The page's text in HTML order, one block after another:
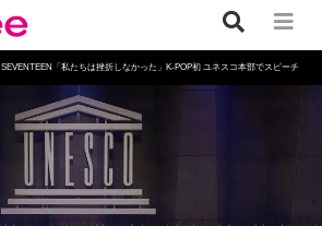
SEVENTEEN「私たちは挫折しなかった」K-POP初 ユネスコ本部でスピーチ